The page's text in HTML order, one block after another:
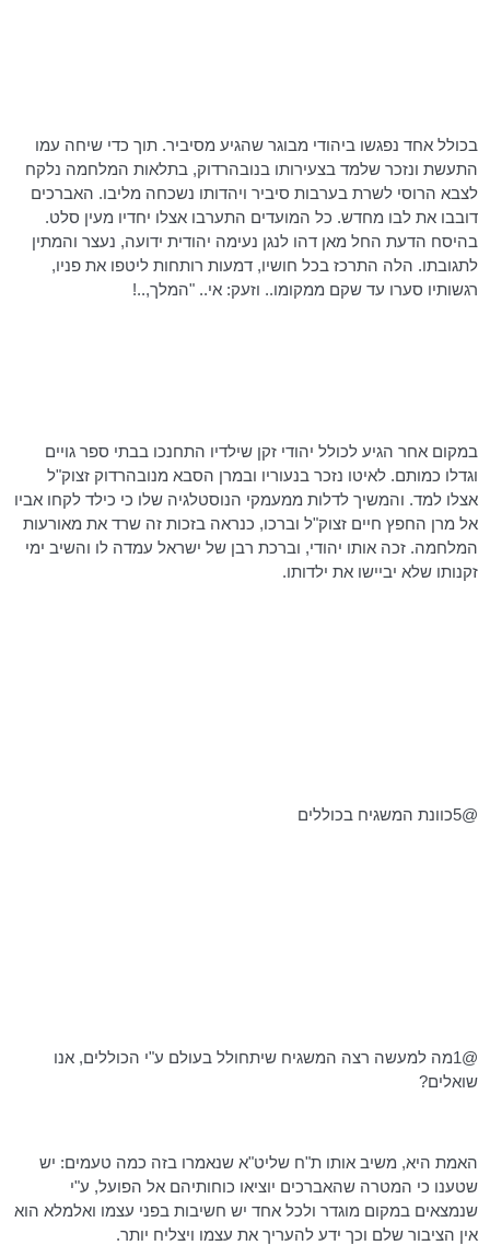
בכולל אחד נפגשו ביהודי מבוגר שהגיע מסיביר. תוך כדי שיחה עמו
התעשת ונזכר שלמד בצעירותו בנובהרדוק, בתלאות המלחמה נלקח
לצבא הרוסי לשרת בערבות סיביר ויהדותו נשכחה מליבו. האברכים
דובבו את לבו מחדש. כל המועדים התערבו אצלו יחדיו מעין סלט.
בהיסח הדעת החל מאן דהו לנגן נעימה יהודית ידועה, נעצר והמתין
לתגובתו. הלה התרכז בכל חושיו, דמעות רותחות ליטפו את פניו,
רגשותיו סערו עד שקם ממקומו.. וזעק: אי.. "המלך,..!
במקום אחר הגיע לכולל יהודי זקן שילדיו התחנכו בבתי ספר גויים
וגדלו כמותם. לאיטו נזכר בנעוריו ובמרן הסבא מנובהרדוק זצוק"ל
אצלו למד. והמשיך לדלות ממעמקי הנוסטלגיה שלו כי כילד לקחו אביו
אל מרן החפץ חיים זצוק"ל וברכו, כנראה בזכות זה שרד את מאורעות
המלחמה. זכה אותו יהודי, וברכת רבן של ישראל עמדה לו והשיב ימי
זקנותו שלא יביישו את ילדותו.
@5כוונת המשגיח בכוללים
@1מה למעשה רצה המשגיח שיתחולל בעולם ע"י הכוללים, אנו
שואלים?
האמת היא, משיב אותו ת"ח שליט"א שנאמרו בזה כמה טעמים: יש
שטענו כי המטרה שהאברכים יוציאו כוחותיהם אל הפועל, ע"י
שנמצאים במקום מוגדר ולכל אחד יש חשיבות בפני עצמו ואלמלא הוא
אין הציבור שלם וכך ידע להעריך את עצמו ויצליח יותר.